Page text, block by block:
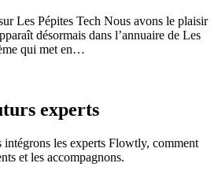
Les Pépites Tech Nous avons le plaisir
désormais dans l’annuaire de Les
qui met en…
experts
les experts Flowtly, comment
et les accompagnons.